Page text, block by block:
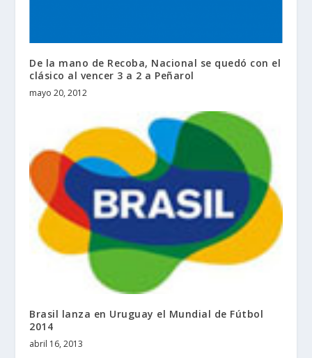
De la mano de Recoba, Nacional se quedó con el
clásico al vencer 3 a 2 a Peñarol
mayo 20, 2012
Brasil lanza en Uruguay el Mundial de Fútbol
2014
abril 16, 2013